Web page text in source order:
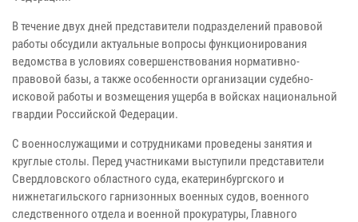
В течение двух дней представители подразделений правовой
работы обсудили актуальные вопросы функционирования
ведомства в условиях совершенствования нормативно-
правовой базы, а также особенности организации судебно-
исковой работы и возмещения ущерба в войсках национальной
гвардии Российской Федерации.
С военнослужащими и сотрудниками проведены занятия и
круглые столы. Перед участниками выступили представители
Свердловского областного суда, екатеринбургского и
нижнетагильского гарнизонных военных судов, военного
следственного отдела и военной прокуратуры, Главного